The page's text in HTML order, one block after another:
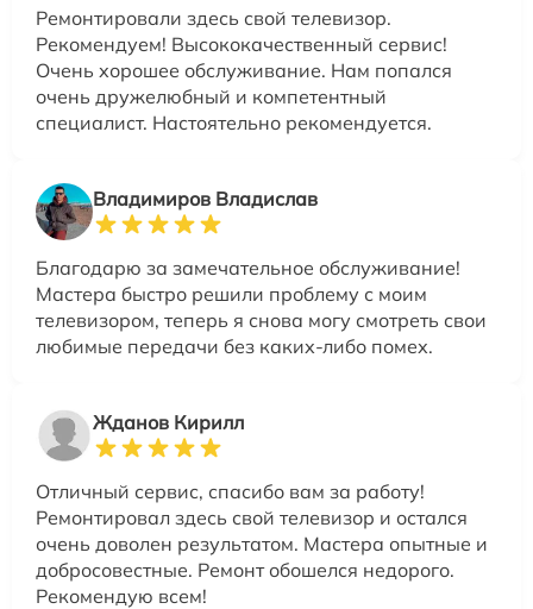
Ремонтировали здесь свой телевизор.
Рекомендуем! Высококачественный сервис!
Очень хорошее обслуживание. Нам попался
очень дружелюбный и компетентный
специалист. Настоятельно рекомендуется.
Владимиров Владислав
Благодарю за замечательное обслуживание!
Мастера быстро решили проблему с моим
телевизором, теперь я снова могу смотреть свои
любимые передачи без каких-либо помех.
Жданов Кирилл
Отличный сервис, спасибо вам за работу!
Ремонтировал здесь свой телевизор и остался
очень доволен результатом. Мастера опытные и
добросовестные. Ремонт обошелся недорого.
Рекомендую всем!